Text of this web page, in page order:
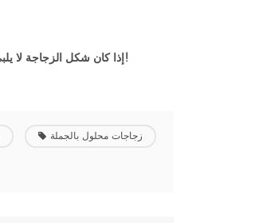
p. :: إذا كان شكل الزجاجة لا يلبي الاحتياجات الخاصة بك ، نحن نقدم صب زجاجة مخصصة. لا تتردد في الاتصال بنا عبر أدناه إذا كانت مهتمة!
زجاجات محلول بالجملة